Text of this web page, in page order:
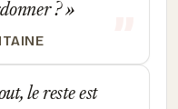
?
le reste est